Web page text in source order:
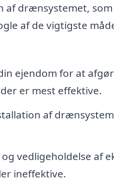
af drænsystemet,
af de vigtigste
ejendom for at
er mest effektive.
af
vedligeholdelse af
ineffektive.